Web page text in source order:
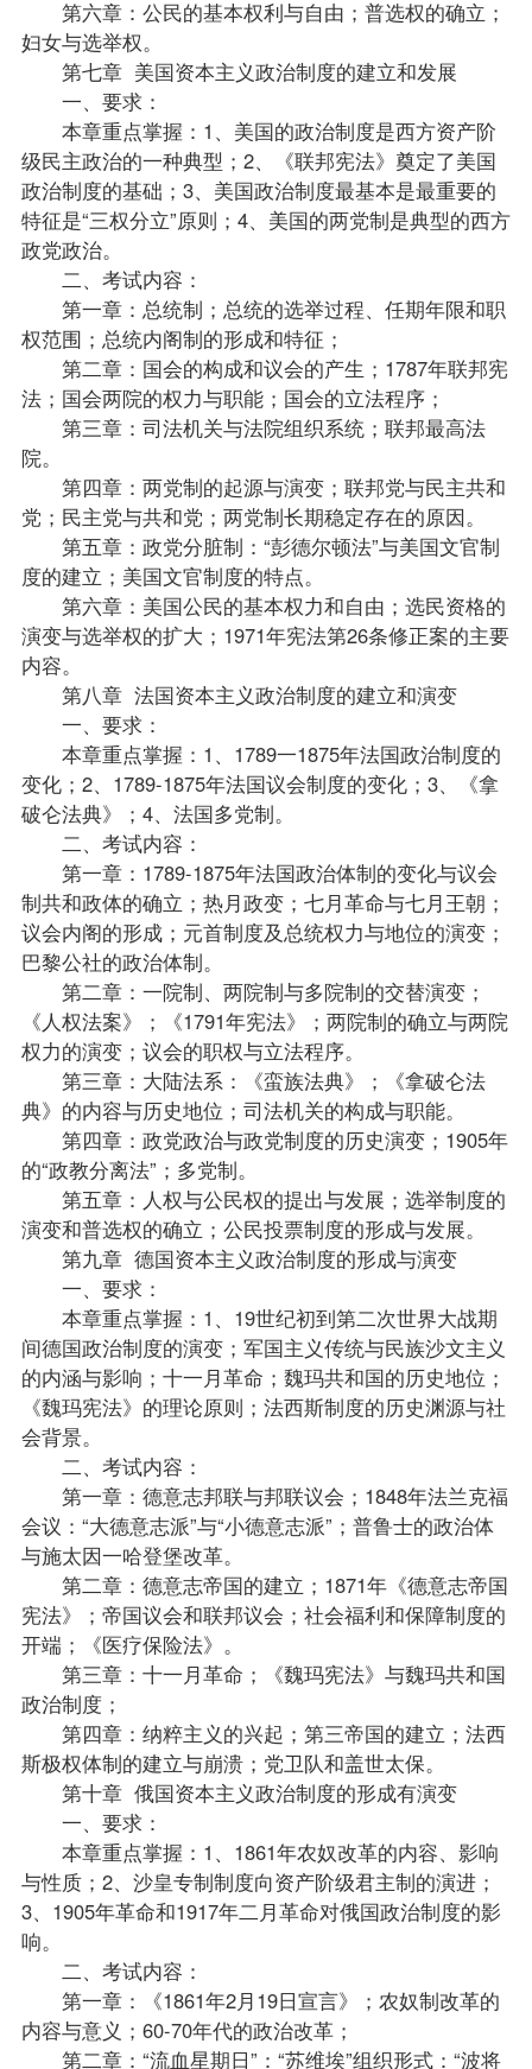
第六章：公民的基本权利与自由；普选权的确立；
妇女与选举权。
第七章 美国资本主义政治制度的建立和发展
一、要求：
本章重点掌握：1、美国的政治制度是西方资产阶
级民主政治的一种典型；2、《联邦宪法》奠定了美国
政治制度的基础；3、美国政治制度最基本是最重要的
特征是“三权分立”原则；4、美国的两党制是典型的西方
政党政治。
二、考试内容：
第一章：总统制；总统的选举过程、任期年限和职
权范围；总统内阁制的形成和特征；
第二章：国会的构成和议会的产生；1787年联邦宪
法；国会两院的权力与职能；国会的立法程序；
第三章：司法机关与法院组织系统；联邦最高法
院。
第四章：两党制的起源与演变；联邦党与民主共和
党；民主党与共和党；两党制长期稳定存在的原因。
第五章：政党分脏制：“彭德尔顿法”与美国文官制
度的建立；美国文官制度的特点。
第六章：美国公民的基本权力和自由；选民资格的
演变与选举权的扩大；1971年宪法第26条修正案的主要
内容。
第八章 法国资本主义政治制度的建立和演变
一、要求：
本章重点掌握：1、1789一1875年法国政治制度的
变化；2、1789-1875年法国议会制度的变化；3、《拿
破仑法典》；4、法国多党制。
二、考试内容：
第一章：1789-1875年法国政治体制的变化与议会
制共和政体的确立；热月政变；七月革命与七月王朝；
议会内阁的形成；元首制度及总统权力与地位的演变；
巴黎公社的政治体制。
第二章：一院制、两院制与多院制的交替演变；
《人权法案》；《1791年宪法》；两院制的确立与两院
权力的演变；议会的职权与立法程序。
第三章：大陆法系：《蛮族法典》；《拿破仑法
典》的内容与历史地位；司法机关的构成与职能。
第四章：政党政治与政党制度的历史演变；1905年
的“政教分离法”；多党制。
第五章：人权与公民权的提出与发展；选举制度的
演变和普选权的确立；公民投票制度的形成与发展。
第九章 德国资本主义政治制度的形成与演变
一、要求：
本章重点掌握：1、19世纪初到第二次世界大战期
间德国政治制度的演变；军国主义传统与民族沙文主义
的内涵与影响；十一月革命；魏玛共和国的历史地位；
《魏玛宪法》的理论原则；法西斯制度的历史渊源与社
会背景。
二、考试内容：
第一章：德意志邦联与邦联议会；1848年法兰克福
会议：“大德意志派”与“小德意志派”；普鲁士的政治体
与施太因一哈登堡改革。
第二章：德意志帝国的建立；1871年《德意志帝国
宪法》；帝国议会和联邦议会；社会福利和保障制度的
开端；《医疗保险法》。
第三章：十一月革命；《魏玛宪法》与魏玛共和国
政治制度；
第四章：纳粹主义的兴起；第三帝国的建立；法西
斯极权体制的建立与崩溃；党卫队和盖世太保。
第十章 俄国资本主义政治制度的形成有演变
一、要求：
本章重点掌握：1、1861年农奴改革的内容、影响
与性质；2、沙皇专制制度向资产阶级君主制的演进；
3、1905年革命和1917年二月革命对俄国政治制度的影
响。
二、考试内容：
第一章：《1861年2月19日宣言》；农奴制改革的
内容与意义；60-70年代的政治改革；
第二章：“流血星期日”：“苏维埃”组织形式：“波将